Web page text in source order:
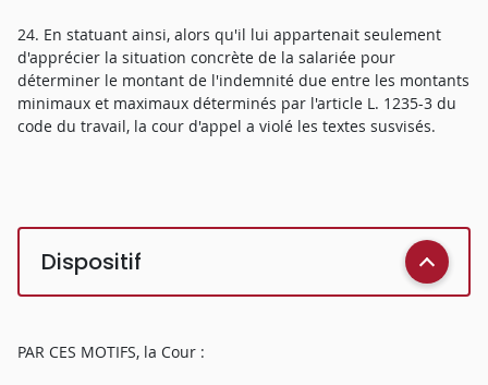
24. En statuant ainsi, alors qu'il lui appartenait seulement
d'apprécier la situation concrète de la salariée pour
déterminer le montant de l'indemnité due entre les montants
minimaux et maximaux déterminés par l'article L. 1235-3 du
code du travail, la cour d'appel a violé les textes susvisés.
Dispositif
PAR CES MOTIFS, la Cour :